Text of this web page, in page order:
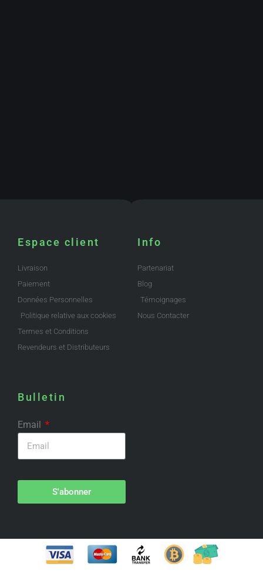
Espace client
Livraison
Paiement
Données Personnelles
Politique relative aux cookies
Termes et Conditions
Revendeurs et Distributeurs
Info
Partenariat
Blog
Témoignages
Nous Contacter
Bulletin
Email
S'abonner